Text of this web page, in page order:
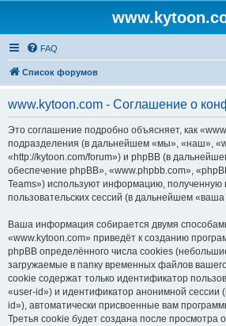
FAQ
Список форумов
www.kytoon.com - Соглашение о
Это соглашение подробно объясняет, как
подразделения (в дальнейшем «мы», «наш»,
«http://kytoon.com/forum») и phpBB (в
обеспечение phpBB», «www.phpbb.com»,
Teams») используют информацию,
пользовательских сессий (в дальнейшем
Ваша информация собирается двумя
«www.kytoon.com» приведёт к созданию
phpBB определённого числа cookies
загружаемые в папку временных файлов
cookie содержат только идентификатор
«user-id») и идентификатор анонимной сессии
id»), автоматически присвоенные вам
Третья cookie будет создана после просмотра